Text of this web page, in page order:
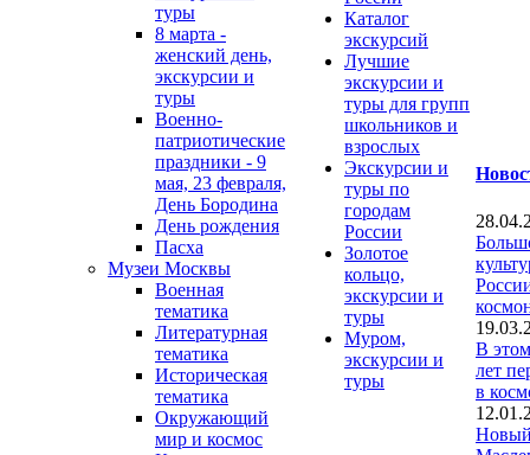
туры
8 марта -
женский день,
экскурсии и
туры
Военно-
патриотические
праздники - 9
мая, 23 февраля,
День Бородина
День рождения
Пасха
Музеи Москвы
Военная
тематика
Литературная
тематика
Историческая
тематика
Окружающий
мир и космос
Каталог
экскурсий
Лучшие
экскурсии и
туры для групп
школьников и
взрослых
Экскурсии и
туры по
городам
России
Золотое
кольцо,
экскурсии и
туры
Муром,
экскурсии и
туры
В
лет
в
Новый